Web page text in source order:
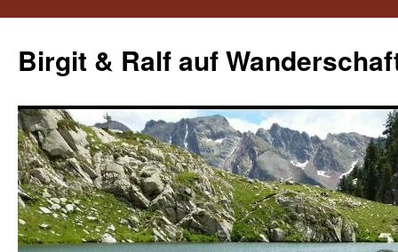
contenu
Birgit & Ralf auf